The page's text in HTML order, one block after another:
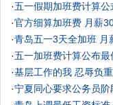
·五一假期加班费计算
·官方细算加班费 月薪
·青岛五一3天全加班 月
·五一加班费计算公布最
·基层工作的我 忍辱负
·宁夏同心要求公务员